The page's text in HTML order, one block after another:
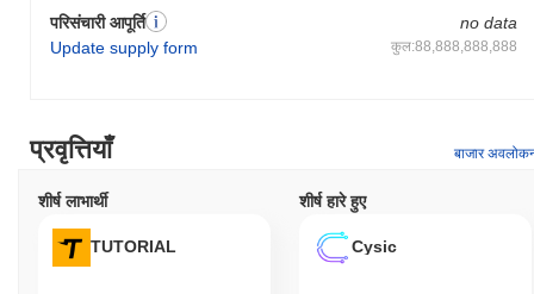
परिसंचारी आपूर्ति
Update supply form
no data
कुल:88,888,888,888
प्रवृत्तियाँ बाजार
शीर्ष लाभार्थी
TUTORIAL
शीर्ष हारे हुए
Cysic